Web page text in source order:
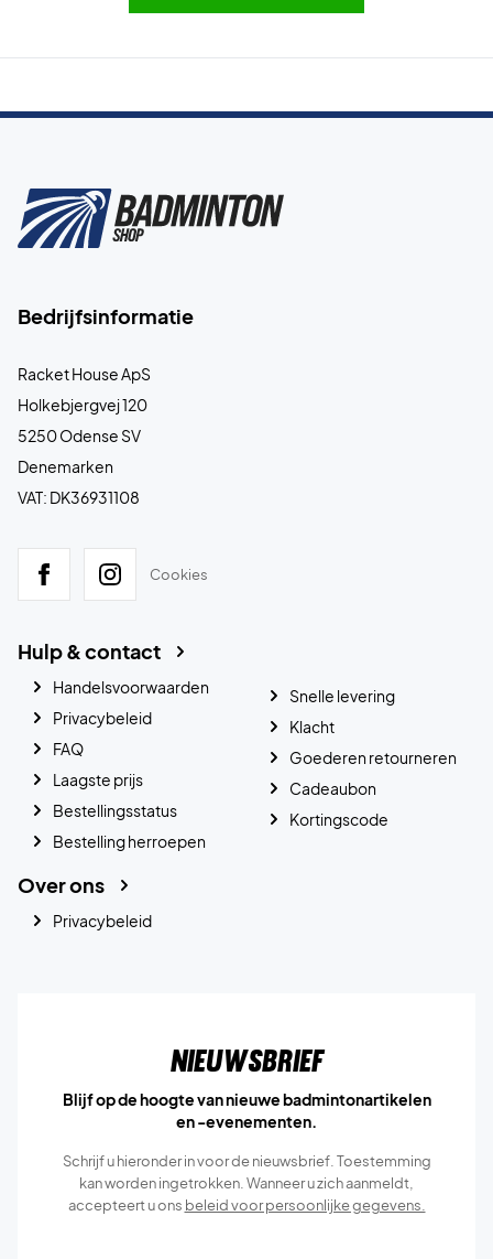
Bedrijfsinformatie
Racket House ApS
Holkebjergvej 120
5250 Odense SV
Denemarken
VAT: DK36931108
Cookies
Hulp & contact
Handelsvoorwaarden
Privacybeleid
FAQ
Laagste prijs
Bestellingsstatus
Bestelling herroepen
Snelle levering
Klacht
Goederen retourneren
Cadeaubon
Kortingscode
Over ons
Privacybeleid
Nieuwsbrief
Blijf op de hoogte van nieuwe badmintonartikelen
en -evenementen.
Schrijf u hieronder in voor de nieuwsbrief. Toestemming
kan worden ingetrokken. Wanneer u zich aanmeldt,
accepteert u ons beleid voor persoonlijke gegevens.